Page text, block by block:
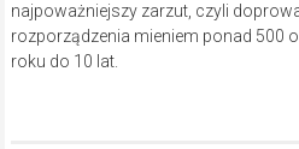
najpoważniejszy zarzut, czyli
rozporządzenia mieniem ponad 500
roku do 10 lat.